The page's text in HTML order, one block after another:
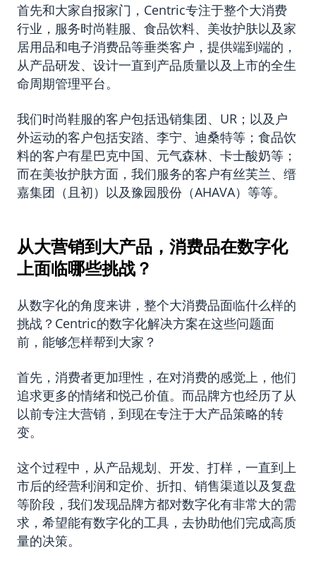
首先和大家自报家门，Centric专注于整个大消费
行业，服务时尚鞋服、食品饮料、美妆护肤以及家
居用品和电子消费品等垂类客户，提供端到端的，
从产品研发、设计一直到产品质量以及上市的全生
命周期管理平台。
我们时尚鞋服的客户包括迅销集团、UR；以及户
外运动的客户包括安踏、李宁、迪桑特等；食品饮
料的客户有星巴克中国、元气森林、卡士酸奶等；
而在美妆护肤方面，我们服务的客户有丝芙兰、缙
嘉集团（且初）以及豫园股份（AHAVA）等等。
从大营销到大产品，消费品在数字化
上面临哪些挑战？
从数字化的角度来讲，整个大消费品面临什么样的
挑战？Centric的数字化解决方案在这些问题面
前，能够怎样帮到大家？
首先，消费者更加理性，在对消费的感觉上，他们
追求更多的情绪和悦己价值。而品牌方也经历了从
以前专注大营销，到现在专注于大产品策略的转
变。
这个过程中，从产品规划、开发、打样，一直到上
市后的经营利润和定价、折扣、销售渠道以及复盘
等阶段，我们发现品牌方都对数字化有非常大的需
求，希望能有数字化的工具，去协助他们完成高质
量的决策。